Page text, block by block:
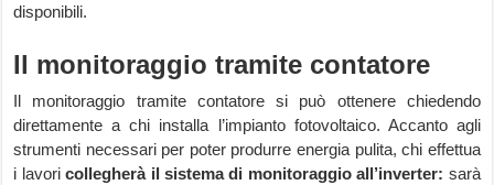
disponibili.
Il monitoraggio tramite contatore
Il monitoraggio tramite contatore si può ottenere chiedendo
direttamente a chi installa l’impianto fotovoltaico. Accanto agli
strumenti necessari per poter produrre energia pulita, chi effettua
i lavoricollegherà il sistema di monitoraggio all’inverter: sarà